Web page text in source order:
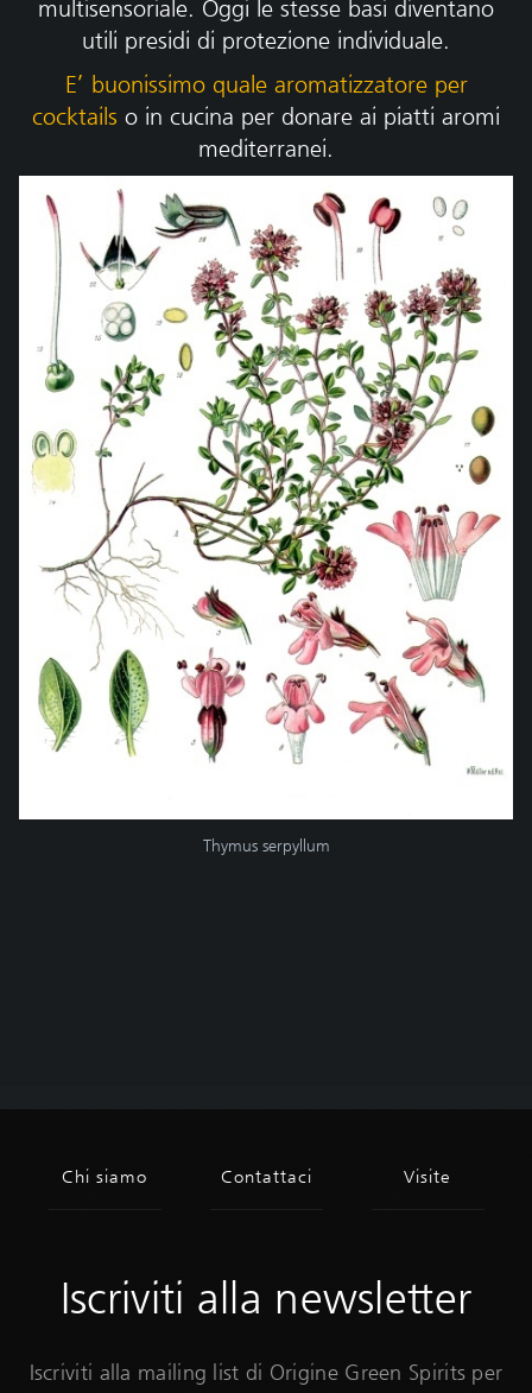
multisensoriale. Oggi le stesse basi diventano
utili presidi di protezione individuale.
E’ buonissimo quale aromatizzatore per
cocktails o in cucina per donare ai piatti aromi
mediterranei.
Thymus serpyllum
Iscriviti alla newsletter
Iscriviti alla mailing list di Origine Green Spirits per